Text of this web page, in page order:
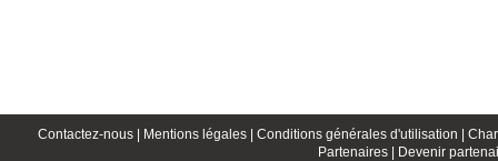
Contactez-nous | Mentions légales | Conditions générales d'utilisation |
Partenaires |
Devenir